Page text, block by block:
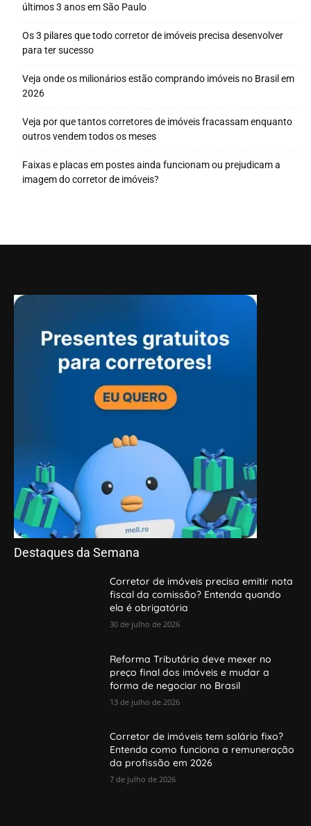
últimos 3 anos em São Paulo
Os 3 pilares que todo corretor de imóveis precisa desenvolver
para ter sucesso
Veja onde os milionários estão comprando imóveis no Brasil em
2026
Veja por que tantos corretores de imóveis fracassam enquanto
outros vendem todos os meses
Faixas e placas em postes ainda funcionam ou prejudicam a
imagem do corretor de imóveis?
Destaques da Semana
Corretor de imóveis precisa emitir nota
fiscal da comissão? Entenda quando
ela é obrigatória
30 de julho de 2026
Reforma Tributária deve mexer no
preço final dos imóveis e mudar a
forma de negociar no Brasil
13 de julho de 2026
Corretor de imóveis tem salário fixo?
Entenda como funciona a remuneração
da profissão em 2026
7 de julho de 2026